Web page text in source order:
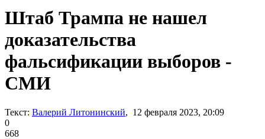
Штаб Трампа не нашел
доказательства
фальсификации выборов -
СМИ
Текст: Валерий Литонинский, 12 февраля 2023, 20:09
0
668